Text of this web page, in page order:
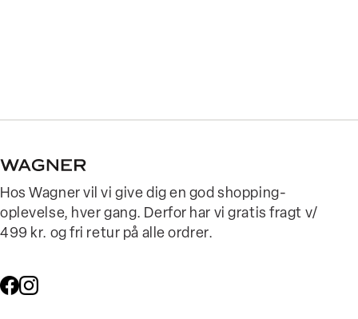
Hos Wagner vil vi give dig en god shopping-
oplevelse, hver gang. Derfor har vi gratis fragt v/
499 kr. og fri retur på alle ordrer.